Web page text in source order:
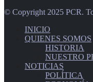
© Copyright 2025 PCR.
INICIO
QUIENES SOMOS
HISTORIA
NUESTRO
NOTICIAS
POLÍTICA